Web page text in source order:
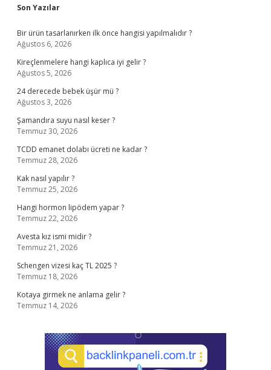
Sidebar
Son Yazılar
Bir ürün tasarlanırken ilk önce hangisi yapılmalıdır ?
Ağustos 6, 2026
Kireçlenmelere hangi kaplıca iyi gelir ?
Ağustos 5, 2026
24 derecede bebek üşür mü ?
Ağustos 3, 2026
Şamandıra suyu nasıl keser ?
Temmuz 30, 2026
TCDD emanet dolabı ücreti ne kadar ?
Temmuz 28, 2026
Kak nasıl yapılır ?
Temmuz 25, 2026
Hangi hormon lipödem yapar ?
Temmuz 22, 2026
Avesta kız ismi midir ?
Temmuz 21, 2026
Schengen vizesi kaç TL 2025 ?
Temmuz 18, 2026
Kotaya girmek ne anlama gelir ?
Temmuz 14, 2026